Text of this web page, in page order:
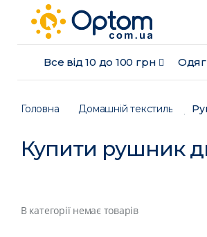
Все від 10 до 100 грн Одяг
Головна Домашній текстиль
Купити рушник
В категорії немає товарів